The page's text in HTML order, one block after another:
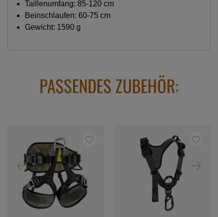
Taillenumfang: 85-120 cm
Beinschlaufen: 60-75 cm
Gewicht: 1590 g
PASSENDES ZUBEHÖR: